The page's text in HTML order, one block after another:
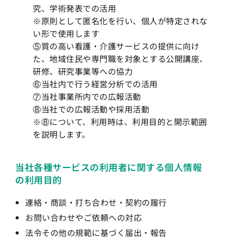
究、学術発表での活用
※原則として匿名化を行い、個人が特定されな
い形で使用します
⑤質の高い看護・介護サービスの提供に向け
た、地域住民や専門職を対象とする公開講座、
研修、研究事業等への協力
⑥当社内で行う経営分析での活用
⑦当社事業所内での広報活動
⑧当社での広報活動や採用活動
※⑧について、利用時は、利用目的と開示範囲
を説明します。
当社各種サービスの利用者に関する個人情報
の利用目的
連絡・商談・打ち合わせ・契約の履行
お問い合わせやご依頼への対応
法令その他の規範に基づく届出・報告